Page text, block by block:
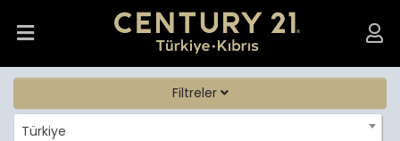
Filtreler
Türkiye